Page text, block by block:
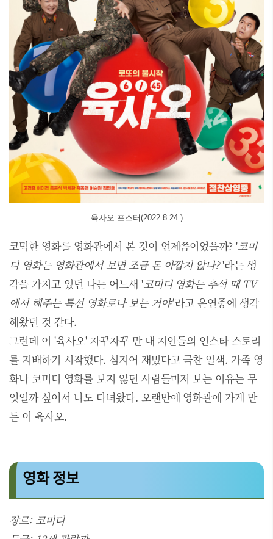
육사오 포스터(2022.8.24.)
코믹한 영화를 영화관에서 본 것이 언제쯤이었을까? '코미
디 영화는 영화관에서 보면 조금 돈 아깝지 않나? '라는 생
각을 가지고 있던 나는 어느새 '코미디 영화는 추석 때 TV
에서 해주는 특선 영화로나 보는 거야' 라고 은연중에 생각
해왔던 것 같다.
그런데 이 '육사오' 자꾸자꾸 만 내 지인들의 인스타 스토리
를 지배하기 시작했다. 심지어 재밌다고 극찬 일색. 가족 영
화나 코미디 영화를 보지 않던 사람들마저 보는 이유는 무
엇일까 싶어서 나도 다녀왔다. 오랜만에 영화관에 가게 만
든 이 육사오.
영화 정보
장르: 코미디